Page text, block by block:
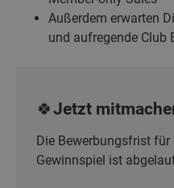
Außerdem erwarten
und aufregende Club
🍀Jetzt
Die Bewerbungsfrist für
Gewinnspiel ist